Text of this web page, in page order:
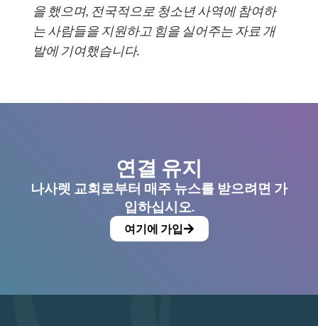
을 했으며, 전국적으로 청소년 사역에 참여하
는 사람들을 지원하고 힘을 실어주는 자료 개
발에 기여했습니다.
연결 유지
나사렛 교회로부터 매주 뉴스를 받으려면 가
입하십시오.
여기에 가입